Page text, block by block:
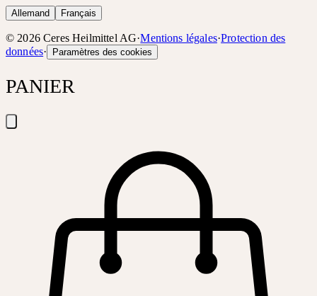
Allemand Français
© 2026 Ceres Heilmittel AG·Mentions légales·Protection des
données· Paramètres des cookies
PANIER